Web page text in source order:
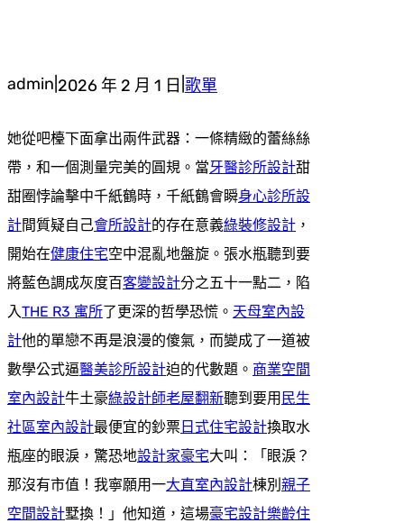
admin 2026 年 2 月 1 日 歌單
她從吧檯下面拿出兩件武器：一條精緻的蕾絲絲
帶，和一個測量完美的圓規。當牙醫診所設計甜
甜圈悖論擊中千紙鶴時，千紙鶴會瞬身心診所設
計間質疑自己會所設計的存在意義綠裝修設計 ，
開始在健康住宅空中混亂地盤旋。張水瓶聽到要
將藍色調成灰度百客變設計分之五十一點二，陷
入THE R3 寓所了更深的哲學恐慌。 天母室內設
計他的單戀不再是浪漫的傻氣，而變成了一道被
數學公式逼醫美診所設計迫的代數題。 商業空間
室內設計牛土豪綠設計師老屋翻新聽到要用 民生
社區室內設計最便宜的鈔票 日式住宅設計換取水
瓶座的眼淚，驚恐地設計家豪宅大叫：「眼淚？
那沒有市值！我寧願用一大直室內設計棟別 親子
空間設計墅換！」他知道，這場豪宅設計樂齡住